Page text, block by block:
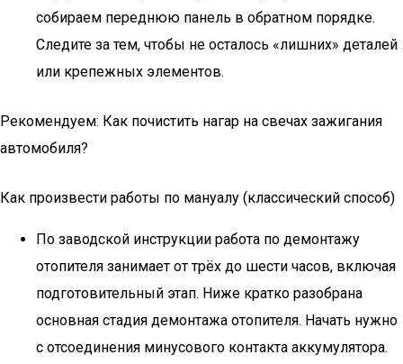
собираем переднюю панель в обратном порядке.
Следите за тем, чтобы не осталось «лишних» деталей
или крепежных элементов.
Рекомендуем: Как почистить нагар на свечах зажигания
автомобиля?
Как произвести работы по мануалу (классический способ)
По заводской инструкции работа по демонтажу
отопителя занимает от трёх до шести часов, включая
подготовительный этап. Ниже кратко разобрана
основная стадия демонтажа отопителя. Начать нужно
с отсоединения минусового контакта аккумулятора.